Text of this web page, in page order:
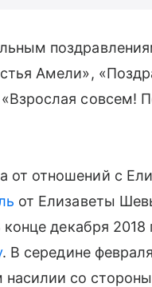
Амели»,
совсем!
отношений с
от Елизаветы
конце декабря
. В середине
со